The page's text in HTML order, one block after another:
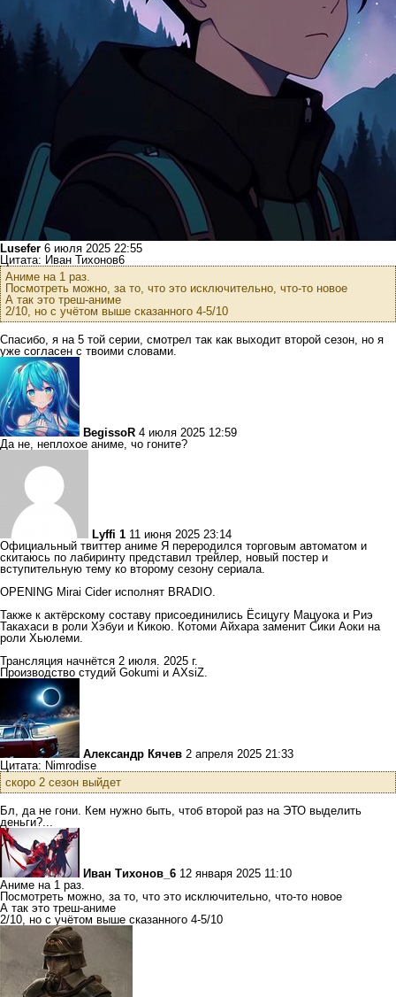
Lusefer 6 июля 2025 22:55
Цитата: Иван Тихонов6
Аниме на 1 раз.
Посмотреть можно, за то, что это исключительно, что-то новое
А так это треш-аниме
2/10, но с учётом выше сказанного 4-5/10
Спасибо, я на 5 той серии, смотрел так как выходит второй сезон, но я
уже согласен с твоими словами.
BegissoR 4 июля 2025 12:59
Да не, неплохое аниме, чо гоните?
Lyffi 1 11 июня 2025 23:14
Официальный твиттер аниме Я переродился торговым автоматом и
скитаюсь по лабиринту представил трейлер, новый постер и
вступительную тему ко второму сезону сериала.
OPENING Mirai Cider исполнят BRADIO.
Также к актёрскому составу присоединились Ёсицугу Мацуока и Риэ
Такахаси в роли Хэбуи и Кикою. Котоми Айхара заменит Сики Аоки на
роли Хьюлеми.
Трансляция начнётся 2 июля. 2025 г.
Производство студий Gokumi и AXsiZ.
Александр Кячев 2 апреля 2025 21:33
Цитата: Nimrodise
скоро 2 сезон выйдет
Бл, да не гони. Кем нужно быть, чтоб второй раз на ЭТО выделить
деньги?...
Иван Тихонов_6 12 января 2025 11:10
Аниме на 1 раз.
Посмотреть можно, за то, что это исключительно, что-то новое
А так это треш-аниме
2/10, но с учётом выше сказанного 4-5/10